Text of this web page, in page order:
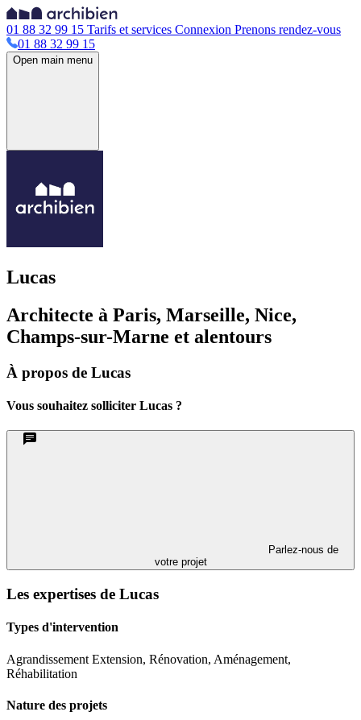
01 88 32 99 15 Tarifs et services Connexion Prenons rendez-vous
01 88 32 99 15
Open main menu
Lucas
Architecte à Paris, Marseille, Nice,
Champs-sur-Marne et alentours
À propos de Lucas
Vous souhaitez solliciter Lucas ?
Parlez-nous de
votre projet
Les expertises de Lucas
Types d'intervention
Agrandissement Extension, Rénovation, Aménagement,
Réhabilitation
Nature des projets